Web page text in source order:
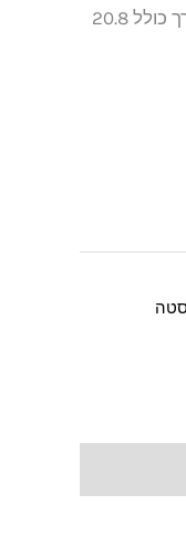
מידות המוצר: אורך x רוחב לוח 9 12.5x ס"מ, אורך ידית 8.3 ס"מ, אורך כולל 20.8